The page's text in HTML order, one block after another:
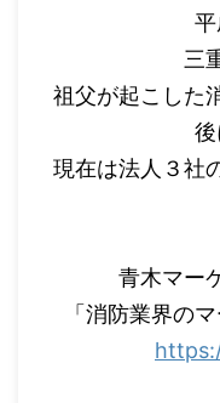
三
祖父が起こした
現在は法人３社
青木マー
「消防業界の